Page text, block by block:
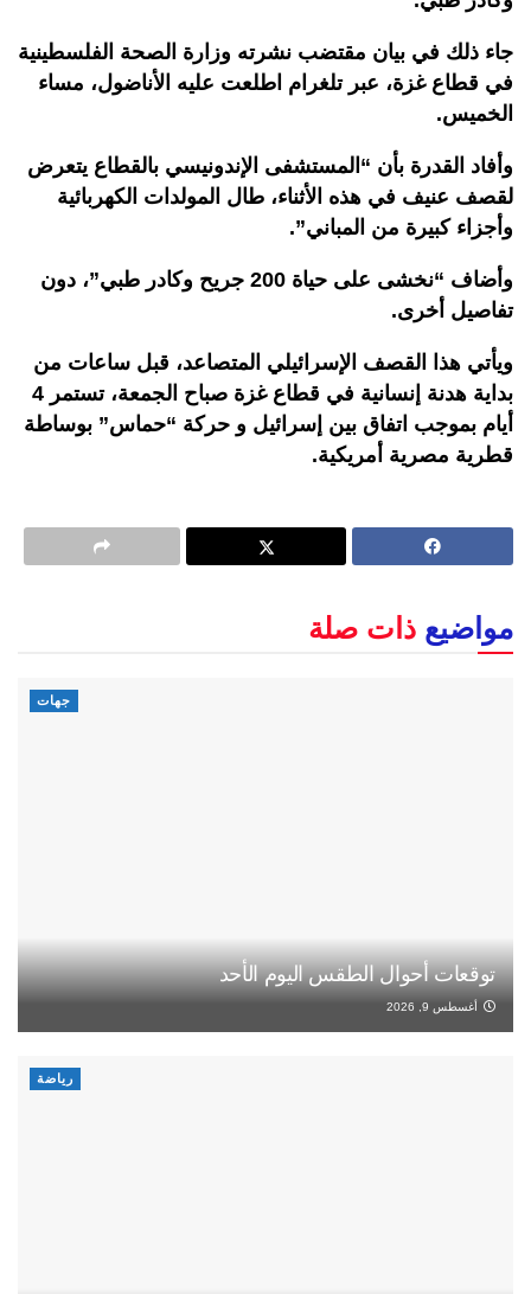
جاء ذلك في بيان مقتضب نشرته وزارة الصحة الفلسطينية
في قطاع غزة، عبر تلغرام اطلعت عليه الأناضول، مساء
الخميس.
وأفاد القدرة بأن “المستشفى الإندونيسي بالقطاع يتعرض
لقصف عنيف في هذه الأثناء، طال المولدات الكهربائية
وأجزاء كبيرة من المباني”.
وأضاف “نخشى على حياة 200 جريح وكادر طبي”، دون
تفاصيل أخرى.
ويأتي هذا القصف الإسرائيلي المتصاعد، قبل ساعات من
بداية هدنة إنسانية في قطاع غزة صباح الجمعة، تستمر 4
أيام بموجب اتفاق بين إسرائيل و حركة “حماس” بوساطة
قطرية مصرية أمريكية.
مواضيع ذات صلة
جهات
توقعات أحوال الطقس اليوم الأحد
أغسطس 9, 2026
رياضة